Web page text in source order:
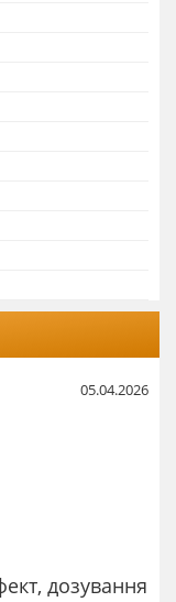
05.04.2026
дозування